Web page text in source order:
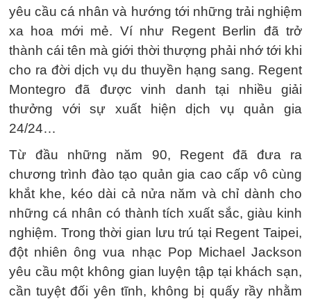
yêu cầu cá nhân và hướng tới những trải nghiệm
xa hoa mới mẻ. Ví như Regent Berlin đã trở
thành cái tên mà giới thời thượng phải nhớ tới khi
cho ra đời dịch vụ du thuyền hạng sang. Regent
Montegro đã được vinh danh tại nhiều giải
thưởng với sự xuất hiện dịch vụ quản gia
24/24…
Từ đầu những năm 90, Regent đã đưa ra
chương trình đào tạo quản gia cao cấp vô cùng
khắt khe, kéo dài cả nửa năm và chỉ dành cho
những cá nhân có thành tích xuất sắc, giàu kinh
nghiệm. Trong thời gian lưu trú tại Regent Taipei,
đột nhiên ông vua nhạc Pop Michael Jackson
yêu cầu một không gian luyện tập tại khách sạn,
cần tuyệt đối yên tĩnh, không bị quấy rầy nhằm